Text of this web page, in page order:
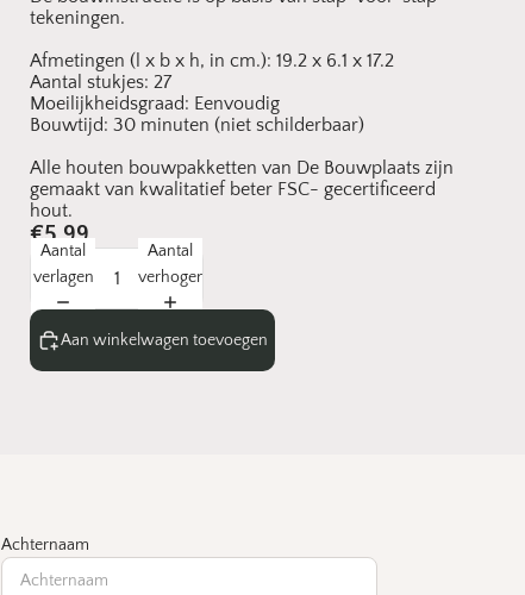
tekeningen.
Afmetingen (l x b x h, in cm.): 19.2 x 6.1 x 17.2
Aantal stukjes: 27
Moeilijkheidsgraad: Eenvoudig
Bouwtijd: 30 minuten (niet schilderbaar)
Alle houten bouwpakketten van De Bouwplaats zijn
gemaakt van kwalitatief beter FSC- gecertificeerd
hout.
€5,99
Aantal
verlagen
Aantal
verhogen
Aan winkelwagen toevoegen
Achternaam